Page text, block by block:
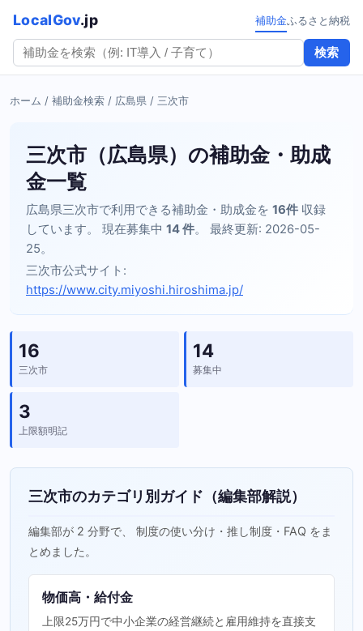
LocalGov.jp
検索
補助金ふるさと納税
ホーム / 補助金検索 / 広島県 / 三次市
三次市（広島県）の補助金・助成
金一覧
広島県三次市で利用できる補助金・助成金を 16件 収録
しています。 現在募集中 14 件。 最終更新: 2026-05-
25。
三次市公式サイト:
https://www.city.miyoshi.hiroshima.jp/
16
三次市
14
募集中
3
上限額明記
三次市のカテゴリ別ガイド（編集部解説）
編集部が 2 分野で、 制度の使い分け・推し制度・FAQ をま
とめました。
物価高・給付金
上限25万円で中小企業の経営継続と雇用維持を直接支